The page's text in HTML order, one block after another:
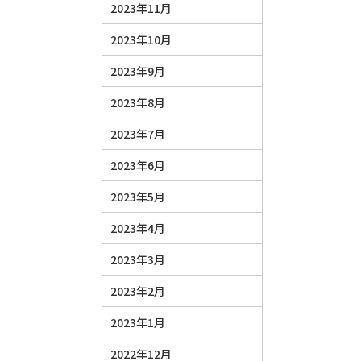
2023年11月
2023年10月
2023年9月
2023年8月
2023年7月
2023年6月
2023年5月
2023年4月
2023年3月
2023年2月
2023年1月
2022年12月